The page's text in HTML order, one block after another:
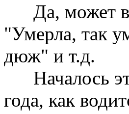
Да, может
"Умерла, так
дюж" и т.д.
Началось
года, как